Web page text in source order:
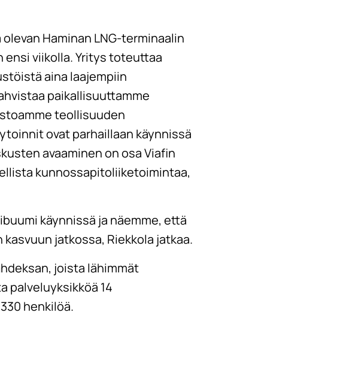
Haminan LNG-terminaalin
ensi viikolla. Yritys toteuttaa
aina laajempiin
paikallisuuttamme
teollisuuden
ovat parhaillaan käynnissä
avaaminen on osa Viafin
kunnossapitoliiketoimintaa,
käynnissä ja näemme, että
jatkossa, Riekkola jatkaa.
joista lähimmät
palveluyksikköä 14
henkilöä.